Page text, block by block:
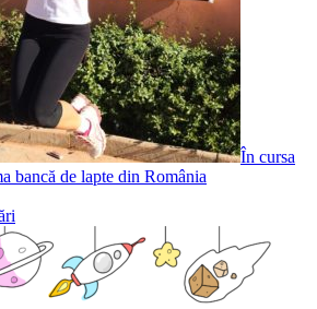
În cursa
bancă de lapte din România